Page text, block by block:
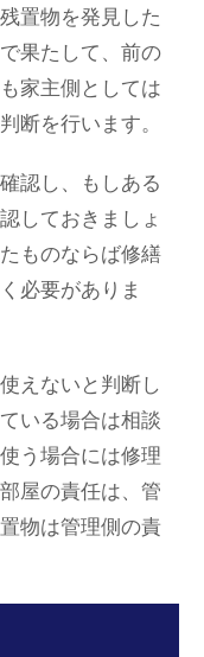
置物を発見した
果たして、前の
家主側としては
断を行います。
認し、もしある
しておきましょ
ものならば修繕
必要がありま
えないと判断し
いる場合は相談
う場合には修理
屋の責任は、管
物は管理側の責